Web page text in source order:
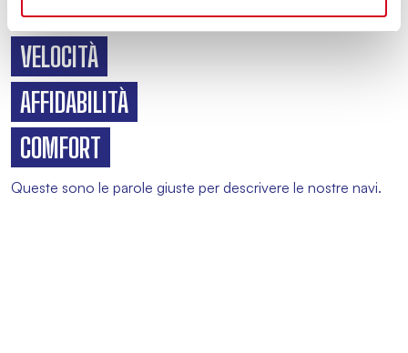
ancora più vicina.
VELOCITÀ
AFFIDABILITÀ
COMFORT
Queste sono le parole giuste per descrivere le nostre navi.